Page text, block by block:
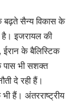
बढ़ते सैन्य विकास के
है। इजरायल की
ईरान के बैलिस्टिक
पास भी सशक्त
दे रही हैं।
भी हैं। अंतरराष्ट्रीय